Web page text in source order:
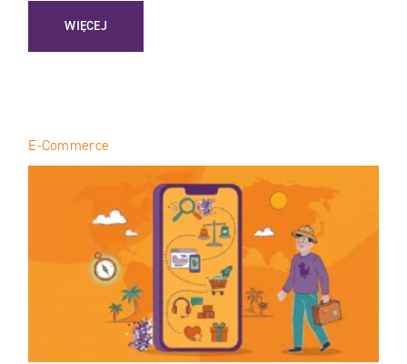
WIĘCEJ
: AUDYT GEO: JAK SPRAWDZIĆ WIDOCZNOŚĆ MARKI W
E-Commerce